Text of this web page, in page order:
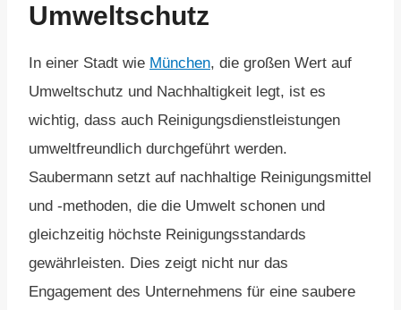
Umweltschutz
In einer Stadt wie München, die großen Wert auf
Umweltschutz und Nachhaltigkeit legt, ist es
wichtig, dass auch Reinigungsdienstleistungen
umweltfreundlich durchgeführt werden.
Saubermann setzt auf nachhaltige Reinigungsmittel
und -methoden, die die Umwelt schonen und
gleichzeitig höchste Reinigungsstandards
gewährleisten. Dies zeigt nicht nur das
Engagement des Unternehmens für eine saubere